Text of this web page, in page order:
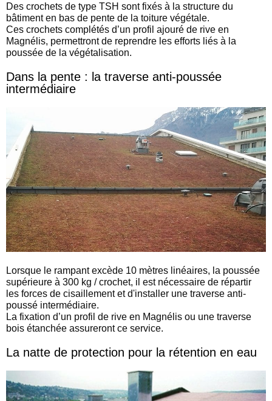
Des crochets de type TSH sont fixés à la structure du
bâtiment en bas de pente de la toiture végétale.
Ces crochets complétés d’un profil ajouré de rive en
Magnélis, permettront de reprendre les efforts liés à la
poussée de la végétalisation.
Dans la pente : la traverse anti-poussée
intermédiaire
Lorsque le rampant excède 10 mètres linéaires, la poussée
supérieure à 300 kg / crochet, il est nécessaire de répartir
les forces de cisaillement et d'installer une traverse anti-
poussé intermédiaire.
La fixation d’un profil de rive en Magnélis ou une traverse
bois étanchée assureront ce service.
La natte de protection pour la rétention en eau